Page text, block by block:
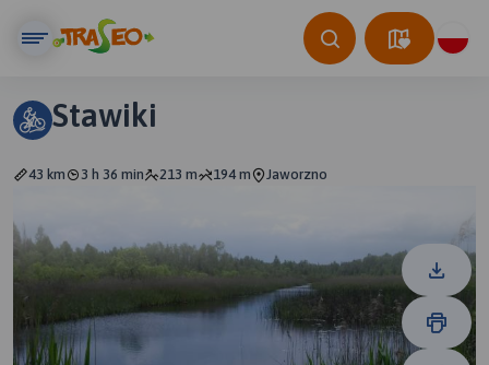
Stawiki
43 km 3 h 36 min 213 m 194 m Jaworzno